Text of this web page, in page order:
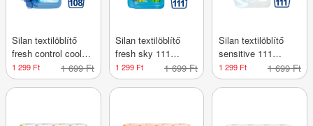
Silan textilöblítő
fresh control cool
fresh 108 mos.
2700ml
1 299 Ft 1 699 Ft
Silan textilöblítő
fresh sky 111
mosás 2775ml
1 299 Ft 1 699 Ft
Silan textilöblítő
sensitive 111
mosás 2775ml
1 299 Ft 1 699 Ft